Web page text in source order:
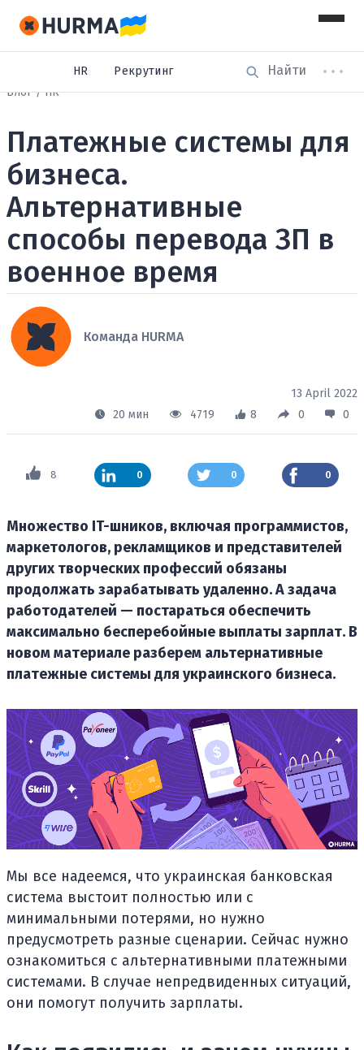
HR
Рекрутинг
Блог
HR
Платежные системы для
бизнеса.
Альтернативные
способы перевода ЗП в
военное время
Команда HURMA
13 April 2022
20 мин
4719 8 0 0
8 0 0 0
Множество IT-шников, включая программистов,
маркетологов, рекламщиков и представителей
других творческих профессий обязаны
продолжать зарабатывать удаленно. А задача
работодателей — постараться обеспечить
максимально бесперебойные выплаты зарплат. В
новом материале разберем альтернативные
платежные системы для украинского бизнеса.
Мы все надеемся, что украинская банковская
система выстоит полностью или с
минимальными потерями, но нужно
предусмотреть разные сценарии. Сейчас нужно
ознакомиться с альтернативными платежными
системами. В случае непредвиденных ситуаций,
они помогут получить зарплаты.